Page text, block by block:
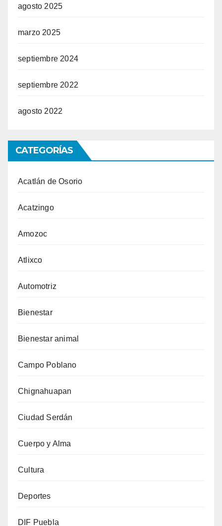
agosto 2025
marzo 2025
septiembre 2024
septiembre 2022
agosto 2022
CATEGORÍAS
Acatlán de Osorio
Acatzingo
Amozoc
Atlixco
Automotriz
Bienestar
Bienestar animal
Campo Poblano
Chignahuapan
Ciudad Serdán
Cuerpo y Alma
Cultura
Deportes
DIF Puebla